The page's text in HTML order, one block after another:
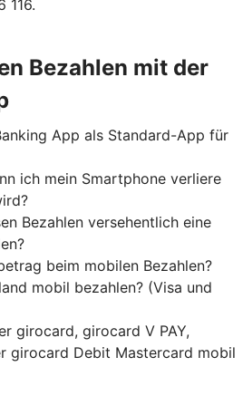
116.
Bezahlen mit der
App als Standard-App für
ich mein Smartphone verliere
Bezahlen versehentlich eine
beim mobilen Bezahlen?
mobil bezahlen? (Visa und
girocard, girocard V PAY,
girocard Debit Mastercard mobil